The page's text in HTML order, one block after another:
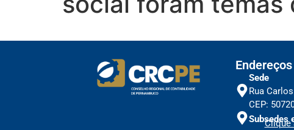
Endereços
Sede
Rua
CEP:
Subsedes
Clique